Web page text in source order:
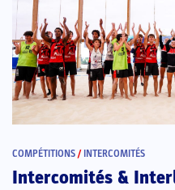
COMPÉTITIONS / INTERCOMITÉS
Intercomités &